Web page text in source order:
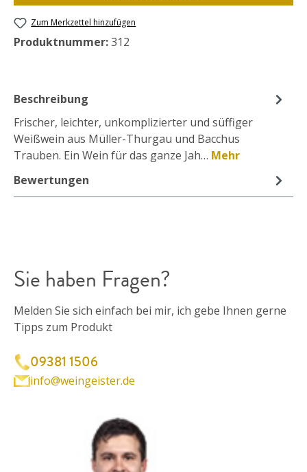
Zum Merkzettel hinzufügen
Produktnummer:312
Beschreibung
Frischer, leichter, unkomplizierter und süffiger
Weißwein aus Müller-Thurgau und Bacchus
Trauben. Ein Wein für das ganze Jah… Mehr
Bewertungen
Sie haben Fragen?
Melden Sie sich einfach bei mir, ich gebe Ihnen gerne
Tipps zum Produkt
09381 1506
info@weingeister.de